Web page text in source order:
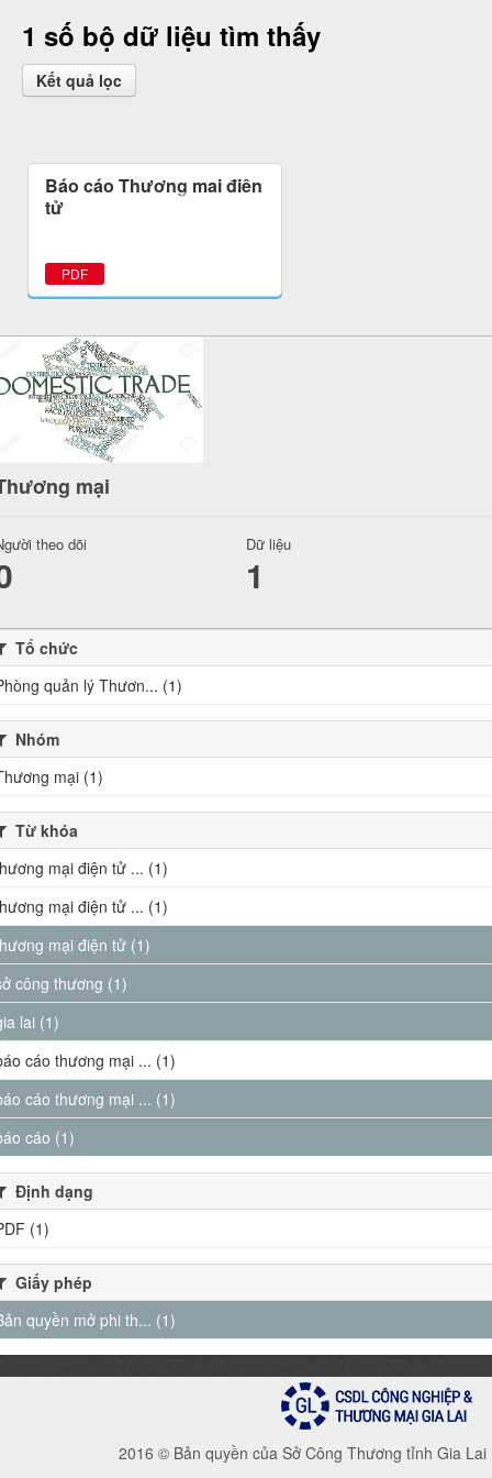
1 số bộ dữ liệu tìm thấy
Kết quả lọc
Báo cáo Thương mại điện
tử
PDF
mại
theo dõi Dữ liệu
1
Tổ chức
quản lý Thươn... (1)
Nhóm
mại (1)
Từ khóa
mại điện tử ... (1)
mại điện tử ... (1)
mại điện tử (1)
công thương (1)
lai (1)
cáo thương mại ... (1)
cáo thương mại ... (1)
cáo (1)
Định dạng
(1)
Giấy phép
quyền mở phi th... (1)
2016 © Bản quyền của Sở Công Thương tỉnh Gia Lai